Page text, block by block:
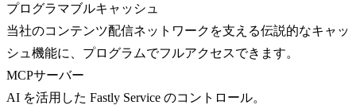
プログラマブルキャッシュ
当社のコンテンツ配信ネットワークを支える伝説的なキャッ
シュ機能に、プログラムでフルアクセスできます。
MCPサーバー
AI を活用した Fastly Service のコントロール。